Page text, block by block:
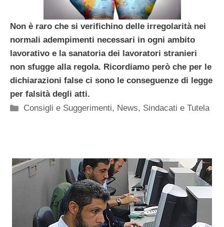
Non è raro che si verifichino delle irregolarità nei
normali adempimenti necessari in ogni ambito
lavorativo e la sanatoria dei lavoratori stranieri
non sfugge alla regola. Ricordiamo però che per le
dichiarazioni false ci sono le conseguenze di legge
per falsità degli atti.
Categorie
Consigli e Suggerimenti, News, Sindacati e Tutela